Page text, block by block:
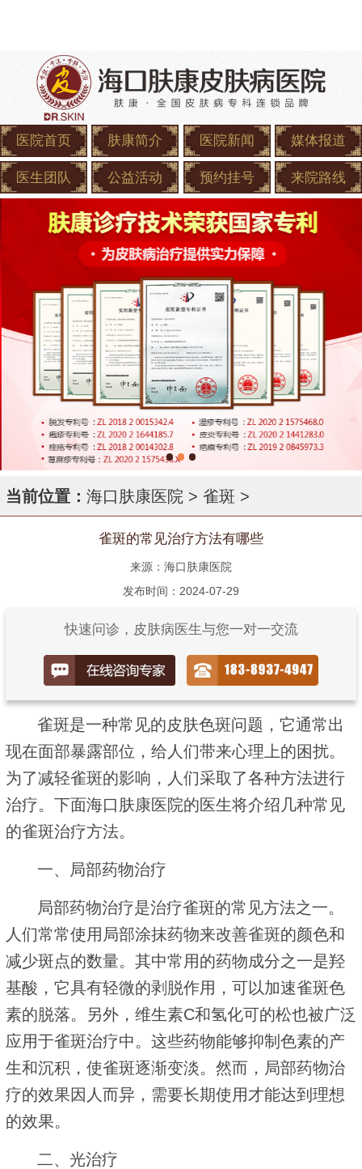
医院首页 肤康简介 医院新闻 媒体报道
医生团队 公益活动 预约挂号 来院路线
当前位置： 海口肤康医院 > 雀斑 >
雀斑的常见治疗方法有哪些
来源：海口肤康医院
发布时间：2024-07-29
快速问诊，皮肤病医生与您一对一交流
雀斑是一种常见的皮肤色斑问题，它通常出
现在面部暴露部位，给人们带来心理上的困扰。
为了减轻雀斑的影响，人们采取了各种方法进行
治疗。下面海口肤康医院的医生将介绍几种常见
的雀斑治疗方法。
一、局部药物治疗
局部药物治疗是治疗雀斑的常见方法之一。
人们常常使用局部涂抹药物来改善雀斑的颜色和
减少斑点的数量。其中常用的药物成分之一是羟
基酸，它具有轻微的剥脱作用，可以加速雀斑色
素的脱落。另外，维生素C和氢化可的松也被广泛
应用于雀斑治疗中。这些药物能够抑制色素的产
生和沉积，使雀斑逐渐变淡。然而，局部药物治
疗的效果因人而异，需要长期使用才能达到理想
的效果。
二、光治疗